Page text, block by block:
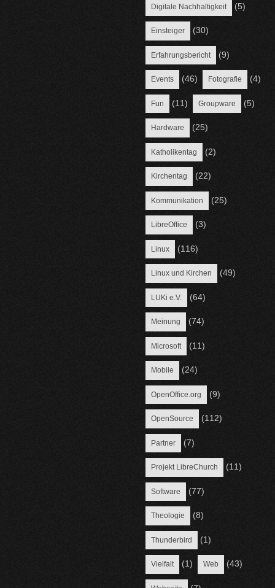
Digitale Nachhaltigkeit (5)
Einsteiger (30)
Erfahrungsbericht (9)
Events (46) Fotografie (4)
Fun (11) Groupware (5)
Hardware (25)
Katholikentag (2)
Kirchentag (22)
Kommunikation (25)
LibreOffice (3)
Linux (116)
Linux und Kirchen (49)
LUKi e.V. (64)
Meinung (74)
Microsoft (11)
Mobile (24)
OpenOffice.org (9)
OpenSource (112)
Partner (7)
Projekt LibreChurch (11)
Software (77)
Theologie (8)
Thunderbird (1)
Vielfalt (1) Web (43)